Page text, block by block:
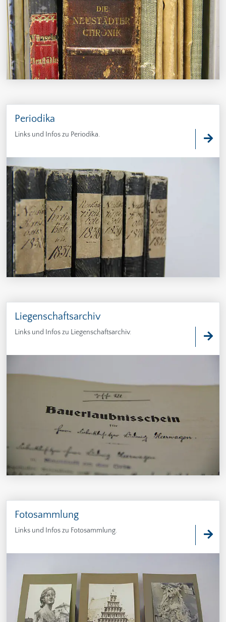
Periodika
Links und Infos zu Periodika.
Liegenschaftsarchiv
Links und Infos zu Liegenschaftsarchiv.
Fotosammlung
Links und Infos zu Fotosammlung.